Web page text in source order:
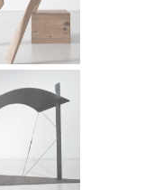
slučajno: toliko
je glavna tema
stakla i
Zanima ga ono
(«Želio sam spojiti
na način da
U središtu
preslagivanje…
mu nije uspjelo, od
(«Promašaj je za